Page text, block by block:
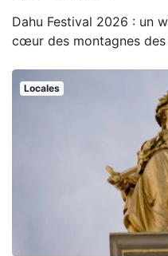
Dahu Festival 2026 : un
cœur des montagnes
Locales